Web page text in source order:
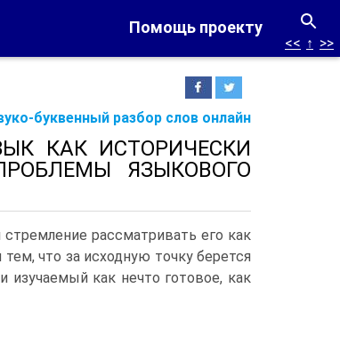
Помощь проекту
буквенный разбор слов онлайн
<< ↑ >>
КАК ИСТОРИЧЕСКИ
ЯЗЫКОВОГО
рассматривать его как
что за исходную точку берется
изучаемый как нечто готовое, как